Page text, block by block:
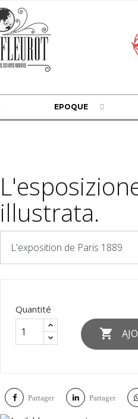
EPOQUE
illustrata.
L'exposition de Paris 1889
Quantité

Partager Partager